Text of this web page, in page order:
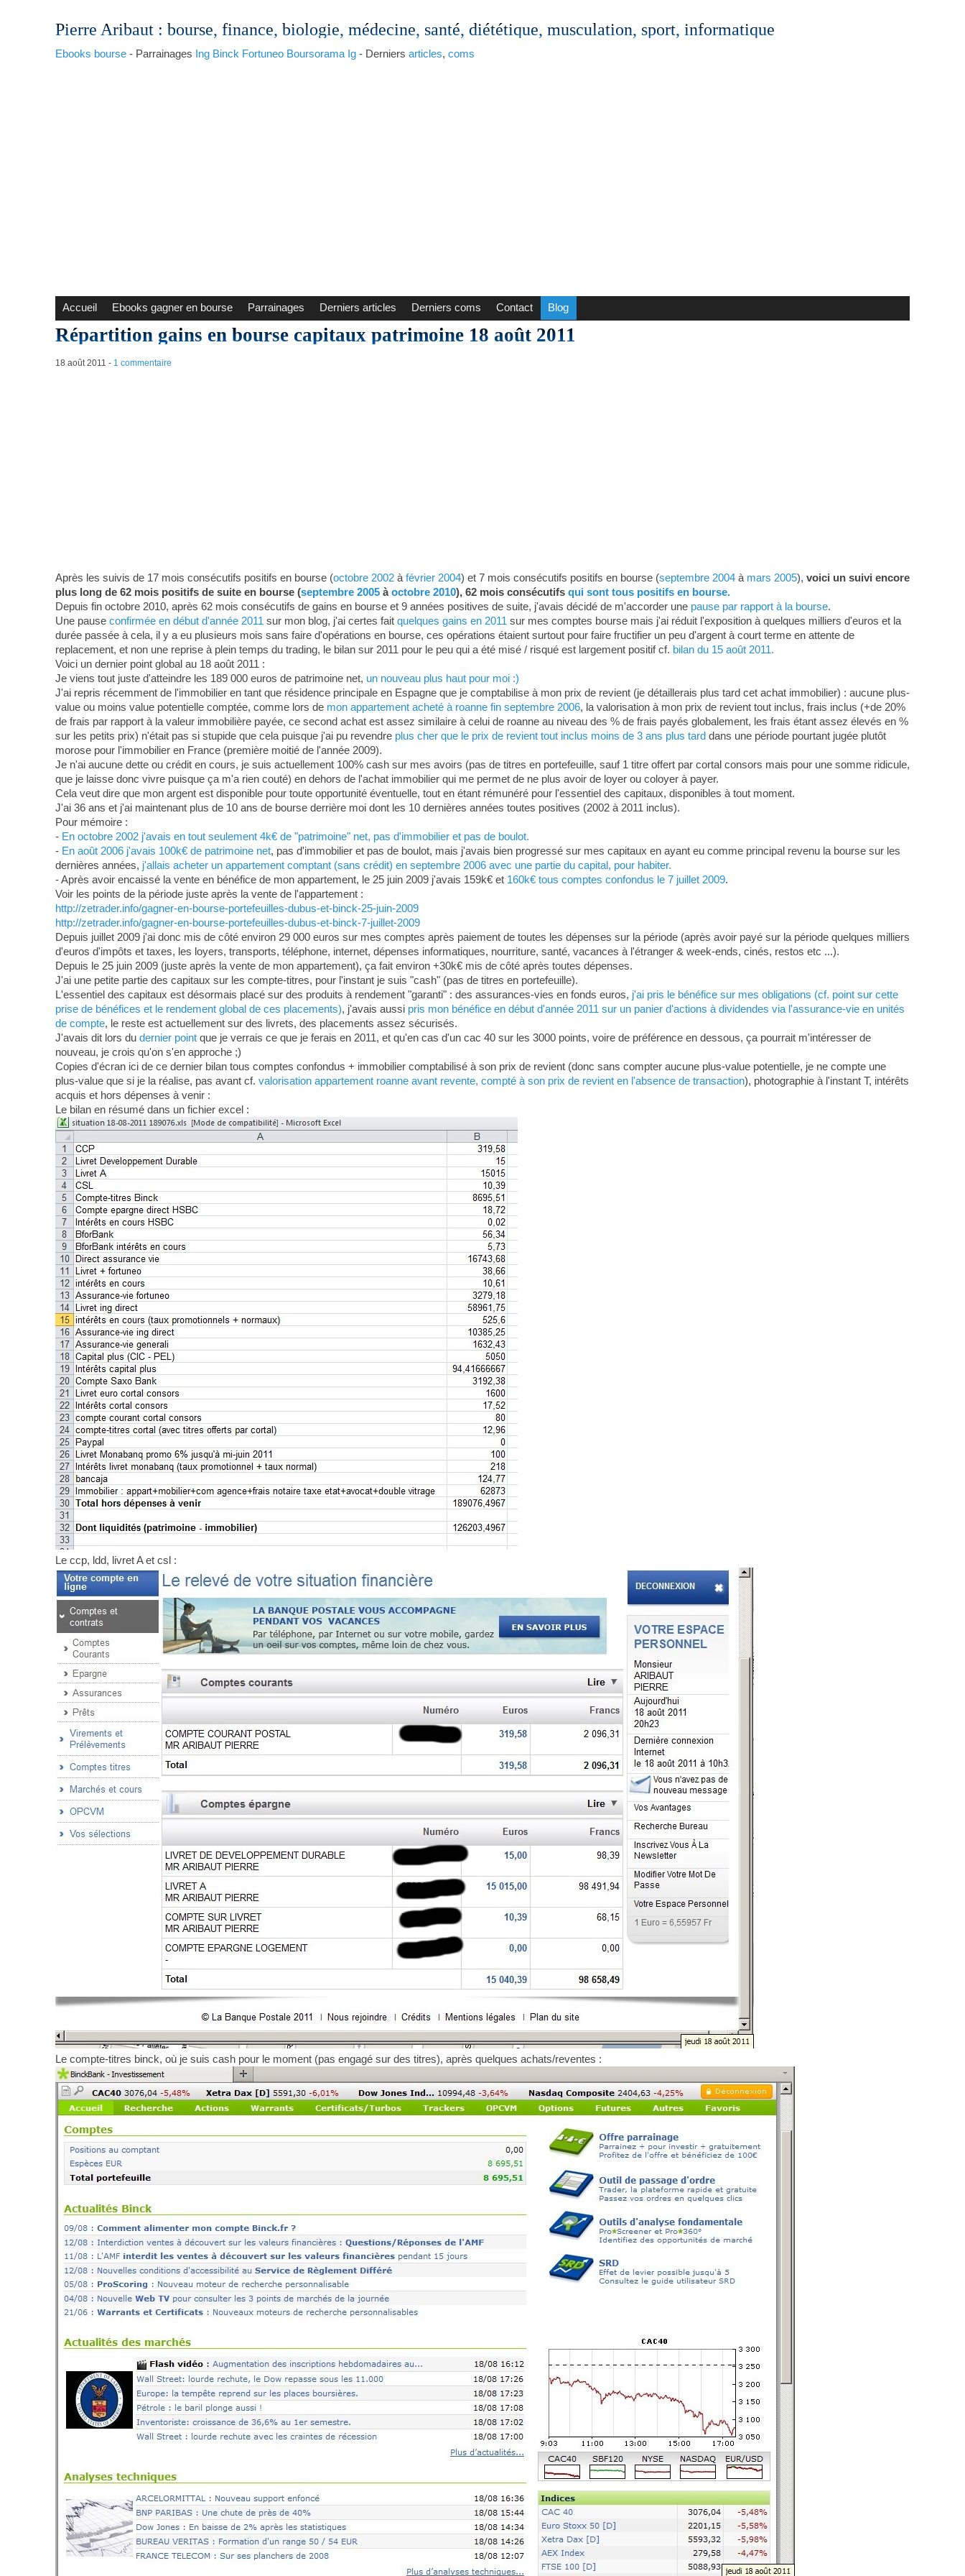
Pierre Aribaut: bourse, finance, biologie, médecine, santé, diététique, musculation, sport, informatique
Ebooks bourse- Parrainages Ing Binck Fortuneo Boursorama Ig- Derniers articles, coms
Accueil Ebooks gagner en bourse Parrainages Derniers articles Derniers coms Contact Blog
Répartition gains en bourse capitaux patrimoine 18 août 2011
18 août 2011 - 1 commentaire
Après les suivis de 17 mois consécutifs positifs en bourse (octobre 2002à février 2004) et 7 mois consécutifs positifs en bourse (septembre 2004à mars 2005), voici un suivi encore
plus long de 62 mois positifs de suite en bourse (septembre 2005àoctobre 2010), 62 mois consécutifs qui sont tous positifs en bourse.
Depuis fin octobre 2010, après 62 mois consécutifs de gains en bourse et 9 années positives de suite, j'avais décidé de m'accorder une pause par rapport à la bourse.
Une pause confirmée en début d'année 2011 sur mon blog, j'ai certes fait quelques gains en 2011 sur mes comptes bourse mais j'ai réduit l'exposition à quelques milliers d'euros et la
durée passée à cela, il y a eu plusieurs mois sans faire d'opérations en bourse, ces opérations étaient surtout pour faire fructifier un peu d'argent à court terme en attente de
replacement, et non une reprise à plein temps du trading, le bilan sur 2011 pour le peu qui a été misé / risqué est largement positif cf. bilan du 15 août 2011.
Voici un dernier point global au 18 août 2011 :
Je viens tout juste d'atteindre les 189 000 euros de patrimoine net, un nouveau plus haut pour moi :)
J'ai repris récemment de l'immobilier en tant que résidence principale en Espagne que je comptabilise à mon prix de revient (je détaillerais plus tard cet achat immobilier) : aucune plus-
value ou moins value potentielle comptée, comme lors de mon appartement acheté à roanne fin septembre 2006, la valorisation à mon prix de revient tout inclus, frais inclus (+de 20%
de frais par rapport à la valeur immobilière payée, ce second achat est assez similaire à celui de roanne au niveau des % de frais payés globalement, les frais étant assez élevés en %
sur les petits prix) n'était pas si stupide que cela puisque j'ai pu revendre plus cher que le prix de revient tout inclus moins de 3 ans plus tarddans une période pourtant jugée plutôt
morose pour l'immobilier en France (première moitié de l'année 2009).
Je n'ai aucune dette ou crédit en cours, je suis actuellement 100% cash sur mes avoirs (pas de titres en portefeuille, sauf 1 titre offert par cortal consors mais pour une somme ridicule,
que je laisse donc vivre puisque ça m'a rien couté) en dehors de l'achat immobilier qui me permet de ne plus avoir de loyer ou coloyer à payer.
Cela veut dire que mon argent est disponible pour toute opportunité éventuelle, tout en étant rémunéré pour l'essentiel des capitaux, disponibles à tout moment.
J'ai 36 ans et j'ai maintenant plus de 10 ans de bourse derrière moi dont les 10 dernières années toutes positives (2002 à 2011 inclus).
Pour mémoire :
- En octobre 2002 j'avais en tout seulement 4k€ de "patrimoine" net, pas d'immobilier et pas de boulot.
- En août 2006 j'avais 100k€ de patrimoine net, pas d'immobilier et pas de boulot, mais j'avais bien progressé sur mes capitaux en ayant eu comme principal revenu la bourse sur les
dernières années, j'allais acheter un appartement comptant (sans crédit) en septembre 2006 avec une partie du capital, pour habiter.
- Après avoir encaissé la vente en bénéfice de mon appartement, le 25 juin 2009 j'avais 159k€ et 160k€ tous comptes confondus le 7 juillet 2009.
Voir les points de la période juste après la vente de l'appartement :
http://zetrader.info/gagner-en-bourse-portefeuilles-dubus-et-binck-25-juin-2009
http://zetrader.info/gagner-en-bourse-portefeuilles-dubus-et-binck-7-juillet-2009
Depuis juillet 2009 j'ai donc mis de côté environ 29 000 euros sur mes comptes après paiement de toutes les dépenses sur la période (après avoir payé sur la période quelques milliers
d'euros d'impôts et taxes, les loyers, transports, téléphone, internet, dépenses informatiques, nourriture, santé, vacances à l'étranger & week-ends, cinés, restos etc ...).
Depuis le 25 juin 2009 (juste après la vente de mon appartement), ça fait environ +30k€ mis de côté après toutes dépenses.
J'ai une petite partie des capitaux sur les compte-titres, pour l'instant je suis "cash" (pas de titres en portefeuille).
L'essentiel des capitaux est désormais placé sur des produits à rendement "garanti" : des assurances-vies en fonds euros, j'ai pris le bénéfice sur mes obligations (cf. point sur cette
prise de bénéfices et le rendement global de ces placements), j'avais aussi pris mon bénéfice en début d'année 2011 sur un panier d'actions à dividendes via l'assurance-vie en unités
de compte, le reste est actuellement sur des livrets, des placements assez sécurisés.
J'avais dit lors du dernier pointque je verrais ce que je ferais en 2011, et qu'en cas d'un cac 40 sur les 3000 points, voire de préférence en dessous, ça pourrait m'intéresser de
nouveau, je crois qu'on s'en approche ;)
Copies d'écran ici de ce dernier bilan tous comptes confondus + immobilier comptabilisé à son prix de revient (donc sans compter aucune plus-value potentielle, je ne compte une
plus-value que si je la réalise, pas avant cf. valorisation appartement roanne avant revente, compté à son prix de revient en l'absence de transaction), photographie à l'instant T, intérêts
acquis et hors dépenses à venir :
Le bilan en résumé dans un fichier excel :
Le ccp, ldd, livret A et csl :
Le compte-titres binck, où je suis cash pour le moment (pas engagé sur des titres), après quelques achats/reventes :